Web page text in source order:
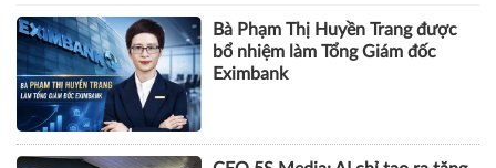
Bà Phạm Thị Huyền Trang được
bổ nhiệm làm Tổng Giám đốc
Eximbank